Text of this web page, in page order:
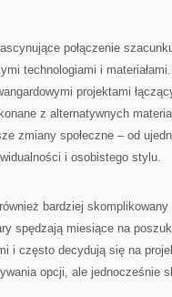
połączenie
technologiami i
projektami
z alternatywnych
zmiany społeczne – od
i osobistego stylu.
bardziej
spędzają miesiące na
i często decydują się na
opcji, ale jednocześnie